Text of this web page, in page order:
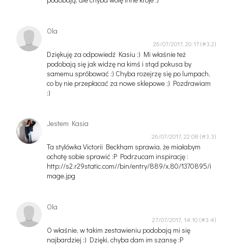
Ola
26/07/2017, 20:17
Dziękuję za odpowiedź Kasiu :) Mi właśnie też
podobają się jak widzę na kimś i stąd pokusa by
samemu spróbować :) Chyba rozejrzę się po lumpach,
co by nie przepłacać za nowe sklepowe ;) Pozdrawiam
:)
Jestem Kasia
26/07/2017, 22:08
Ta stylówka Victorii Beckham sprawia, że miałabym
ochotę sobie sprawić :P Podrzucam inspirację :
http://s2.r29static.com//bin/entry/889/x,80/1370895/i
mage.jpg
Ola
27/07/2017, 14:10
O właśnie, w takim zestawieniu podobają mi się
najbardziej :) Dzięki, chyba dam im szansę :P